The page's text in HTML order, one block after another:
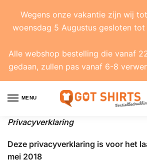
MENU
Privacyverklaring
Deze privacyverklaring is voor het
mei 2018
Wegens onze vakantie zijn wij
woensdag 5 Augustus gesloten tot
Alle webshop bestelling die vanaf
gedaan, zullen pas vanaf 6-8